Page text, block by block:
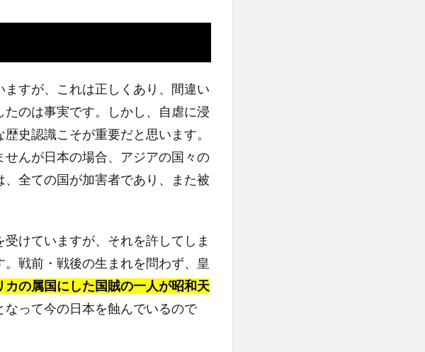
すが、これは正しくあり、間違い
のは事実です。しかし、自虐に浸
史認識こそが重要だと思います。
んが日本の場合、アジアの国々の
全ての国が加害者であり、また被
けていますが、それを許してしま
戦前・戦後の生まれを問わず、皇
カの属国にした国賊の一人が昭和天
って今の日本を蝕んでいるので